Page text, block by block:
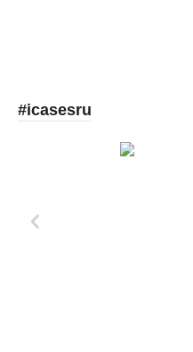
#icasesru